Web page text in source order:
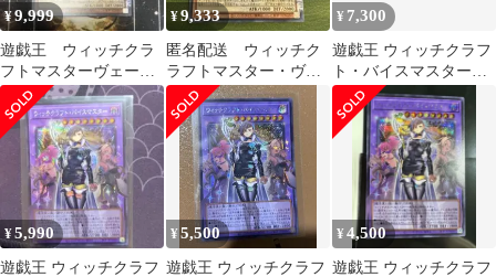
¥9,999
遊戯王 ウィッチクラ
フトマスターヴェー
ル オーバーフレーム
シク、シークレット
¥9,333
匿名配送 ウィッチク
ラフトマスター・ヴェ
ール オーバーフレーム
シークレット
¥ 7,300
遊戯王 ウィッチクラフ
ト・バイスマスター
オーバーフレームシー
クレット+おまけ
¥5,990
遊戯王 ウィッチクラフ
¥5,500
遊戯王 ウィッチクラフ
¥4,500
遊戯王 ウィッチクラフ